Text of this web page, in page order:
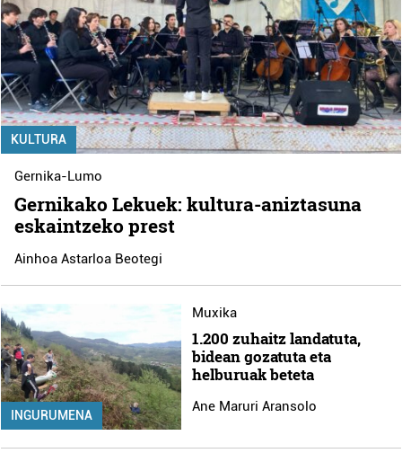
KULTURA
Gernika-Lumo
Gernikako Lekuek: kultura-aniztasuna
eskaintzeko prest
Ainhoa Astarloa Beotegi
INGURUMENA
Muxika
1.200 zuhaitz landatuta,
bidean gozatuta eta
helburuak beteta
Ane Maruri Aransolo